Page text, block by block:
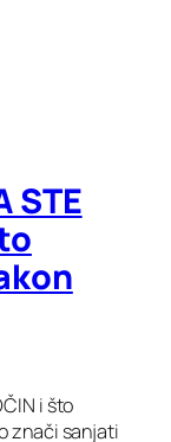
STE
i što
znači sanjati